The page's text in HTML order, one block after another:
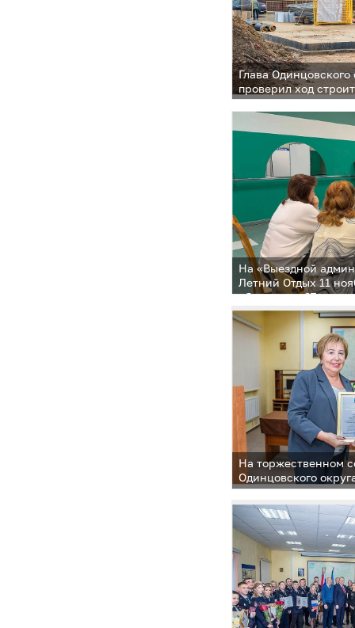
Глава
проверил ход
модульной
На «Выездной
Летний Отдых 11
обращения 37
На торжественном
Одинцовского
совместно с первым
председателя
Ларисой
Дмитрием
Совета депутатов
Татьяной
силовых структур
и ветеранов УМВД
городскому округу
праздником